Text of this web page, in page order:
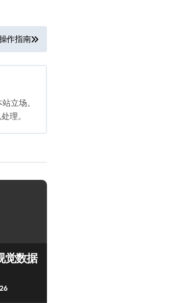
作指南
立场。
理。
觉数据